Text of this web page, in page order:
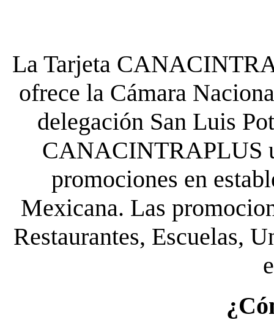
La Tarjeta
ofrece la Cámara
delegación San Luis
CANACINTRAPLUS
promociones en
Mexicana. Las
Restaurantes, Escuelas,